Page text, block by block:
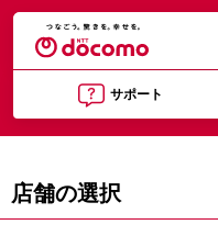
サポート
店舗の選択